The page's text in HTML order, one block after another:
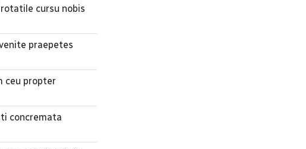
cursu nobis
praepetes
ceu propter
concremata